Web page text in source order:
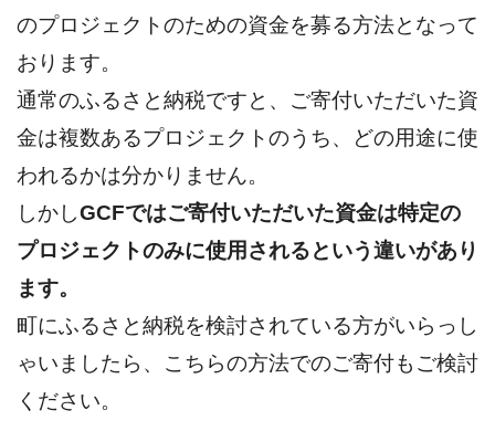
のプロジェクトのための資金を募る方法となって
おります。
通常のふるさと納税ですと、ご寄付いただいた資
金は複数あるプロジェクトのうち、どの用途に使
われるかは分かりません。
しかしGCFではご寄付いただいた資金は特定の
プロジェクトのみに使用されるという違いがあり
ます。
町にふるさと納税を検討されている方がいらっし
ゃいましたら、こちらの方法でのご寄付もご検討
ください。